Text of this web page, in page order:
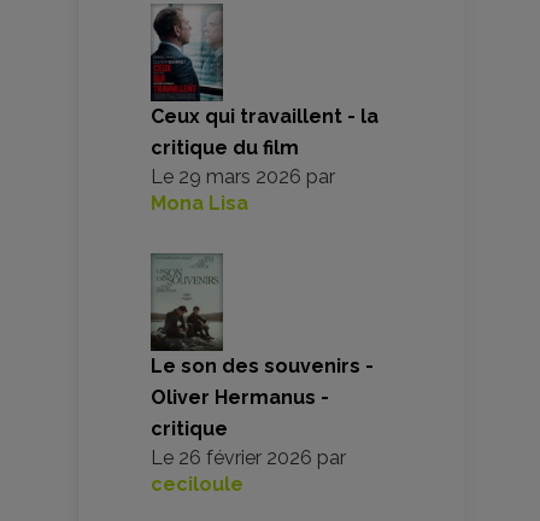
Ceux qui travaillent - la
critique du film
Le 29 mars 2026 par
Mona Lisa
Le son des souvenirs -
Oliver Hermanus -
critique
Le 26 février 2026 par
ceciloule